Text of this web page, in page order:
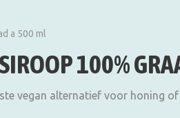
a 500 ml
100%
vegan alternatief voor honing